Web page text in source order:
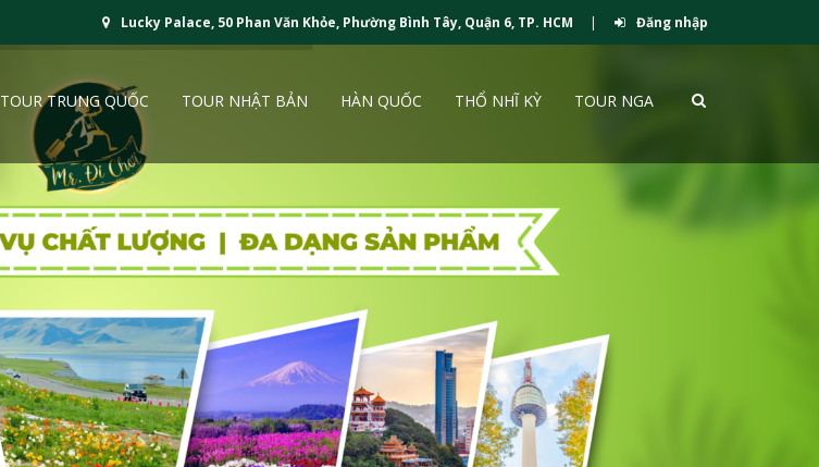
Lucky Palace, 50 Phan Văn Khỏe, Phường Bình Tây, Quận 6, TP. HCM | Đăng nhập
TOUR TRUNG QUỐC TOUR NHẬT BẢN HÀN QUỐC THỔ NHĨ KỲ TOUR NGA